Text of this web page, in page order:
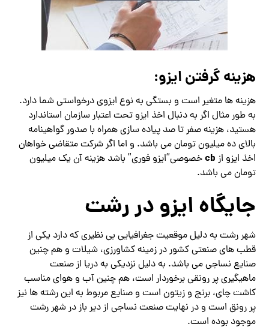
هزینه گرفتن ایزو:
هزینه ها متغیر است و بستگی به نوع ایزوی درخواستی شما دارد.
به طور مثال اگر به دنبال اخذ ایزو تحت اعتبار سازمان استاندارد
هستید، هزینه صفر تا صد پیاده سازی همراه با صدور گواهینامه
بالای ده میلیون تومان می باشد. و اما اگر شرکت متقاضی خواهان
اخذ ایزو از cbخصوصی”ایزو فوری” باشد هزینه آن یک میلیون
تومان می باشد.
جایگاه ایزو در رشت
شهر رشت به دلیل موقعیت جغرافیایی بی نظیری که دارد یکی از
قطب های صنعتی کشور در زمینه کشاورزی، شیلات و هم چنین
صنایع نساجی می باشد. به دلیل نزدیکی به دریا از صنعت
ماهیگیری پر رونقی برخوردار است، هم چنین آب و هوای مناسب
کاشت چای، برنج و زیتون است و صنایع مربوط به این رشته ها نیز
پر رونق است و در نهایت صنعت نساجی از دیر باز در شهر رشت
موجود بوده است.